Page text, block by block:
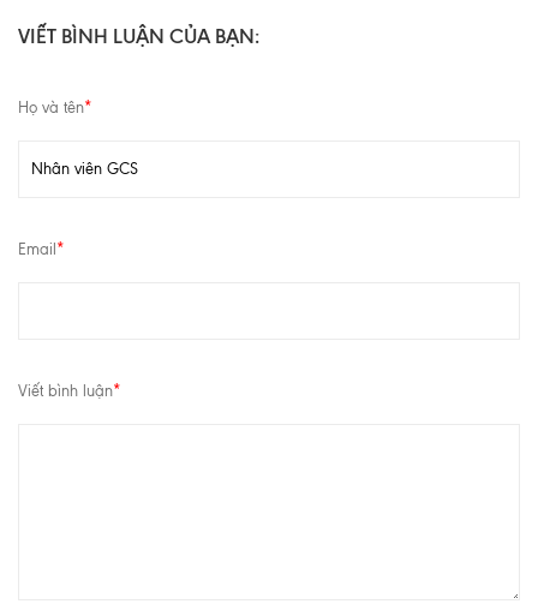
VIẾT BÌNH LUẬN CỦA BẠN:
Họ và tên*
Email *
Viết bình luận*